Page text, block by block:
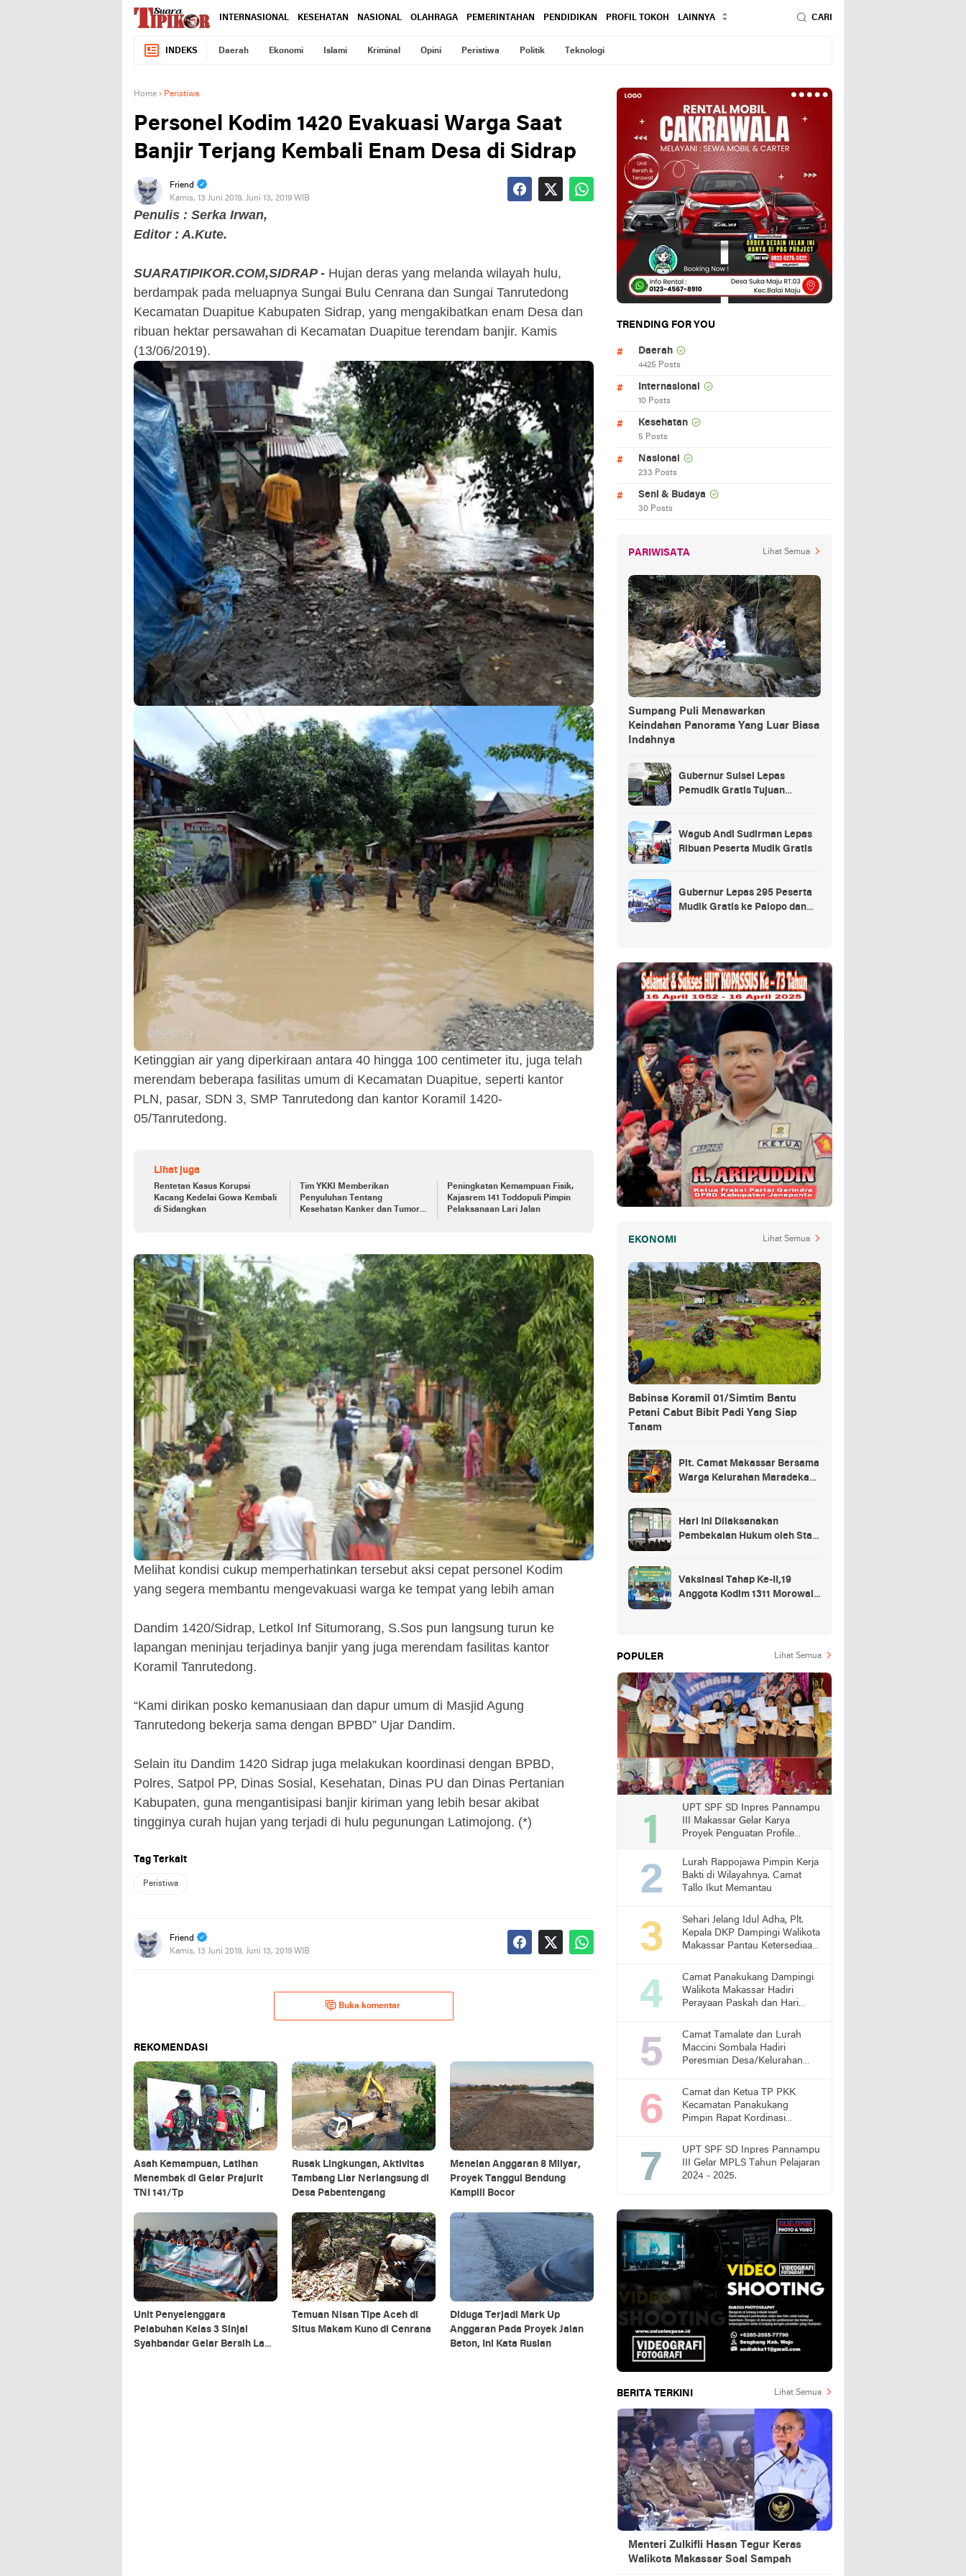
INTERNASIONAL KESEHATAN NASIONAL OLAHRAGA PEMERINTAHAN PENDIDIKAN PROFIL TOKOH LAINNYA CARI
INDEKS Daerah Ekonomi Islami Kriminal Opini Peristiwa Politik Teknologi
Home › Peristiwa
Personel Kodim 1420 Evakuasi Warga Saat
Banjir Terjang Kembali Enam Desa di Sidrap
Friend
Kamis, 13 Juni 2019, Juni 13, 2019 WIB
Penulis : Serka Irwan,
Editor : A.Kute.
SUARATIPIKOR.COM,SIDRAP - Hujan deras yang melanda wilayah hulu,
berdampak pada meluapnya Sungai Bulu Cenrana dan Sungai Tanrutedong
Kecamatan Duapitue Kabupaten Sidrap, yang mengakibatkan enam Desa dan
ribuan hektar persawahan di Kecamatan Duapitue terendam banjir. Kamis
(13/06/2019).
Ketinggian air yang diperkiraan antara 40 hingga 100 centimeter itu, juga telah
merendam beberapa fasilitas umum di Kecamatan Duapitue, seperti kantor
PLN, pasar, SDN 3, SMP Tanrutedong dan kantor Koramil 1420-
05/Tanrutedong.
Lihat juga
Rentetan Kasus Korupsi
Kacang Kedelai Gowa Kembali
di Sidangkan
Tim YKKI Memberikan
Penyuluhan Tentang
Kesehatan Kanker dan Tumor
Peningkatan Kemampuan Fisik,
Kajasrem 141 Toddopuli Pimpin
Pelaksanaan Lari Jalan
Melihat kondisi cukup memperhatinkan tersebut aksi cepat personel Kodim
yang segera membantu mengevakuasi warga ke tempat yang lebih aman
Dandim 1420/Sidrap, Letkol Inf Situmorang, S.Sos pun langsung turun ke
lapangan meninjau terjadinya banjir yang juga merendam fasilitas kantor
Koramil Tanrutedong.
“Kami dirikan posko kemanusiaan dan dapur umum di Masjid Agung
Tanrutedong bekerja sama dengan BPBD” Ujar Dandim.
Selain itu Dandim 1420 Sidrap juga melakukan koordinasi dengan BPBD,
Polres, Satpol PP, Dinas Sosial, Kesehatan, Dinas PU dan Dinas Pertanian
Kabupaten, guna mengantisipasi banjir kiriman yang lebih besar akibat
tingginya curah hujan yang terjadi di hulu pegunungan Latimojong. (*)
Tag Terkait
Peristiwa
Friend
Kamis, 13 Juni 2019, Juni 13, 2019 WIB
Buka komentar
REKOMENDASI
Asah Kemampuan, Latihan
Menembak di Gelar Prajurit
TNI 141/Tp
Rusak Lingkungan, Aktivitas
Tambang Liar Nerlangsung di
Desa Pabentengang
Menelan Anggaran 8 Milyar,
Proyek Tanggul Bendung
Kampili Bocor
Unit Penyelenggara
Pelabuhan Kelas 3 Sinjai
Syahbandar Gelar Bersih Laut
Temuan Nisan Tipe Aceh di
Situs Makam Kuno di Cenrana
Diduga Terjadi Mark Up
Anggaran Pada Proyek Jalan
Beton, Ini Kata Ruslan
TRENDING FOR YOU
Daerah
4425 Posts
Internasional
10 Posts
Kesehatan
5 Posts
Nasional
233 Posts
Seni & Budaya
30 Posts
PARIWISATA Lihat Semua
Sumpang Puli Menawarkan
Keindahan Panorama Yang Luar Biasa
Indahnya
Gubernur Sulsel Lepas
Pemudik Gratis Tujuan
Wagub Andi Sudirman Lepas
Ribuan Peserta Mudik Gratis
Gubernur Lepas 295 Peserta
Mudik Gratis ke Palopo dan
EKONOMI Lihat Semua
Babinsa Koramil 01/Simtim Bantu
Petani Cabut Bibit Padi Yang Siap
Tanam
Plt. Camat Makassar Bersama
Warga Kelurahan Maradekaya
Hari Ini Dilaksanakan
Pembekalan Hukum oleh Staf
Kostrad
Vaksinasi Tahap Ke-II,19
Anggota Kodim 1311 Morowali
POPULER Lihat Semua
UPT SPF SD Inpres Pannampu
III Makassar Gelar Karya
Proyek Penguatan Profile
Lurah Rappojawa Pimpin Kerja
Bakti di Wilayahnya. Camat
Tallo Ikut Memantau
Sehari Jelang Idul Adha, Plt.
Kepala DKP Dampingi Walikota
Makassar Pantau Ketersediaan
Camat Panakukang Dampingi
Walikota Makassar Hadiri
Perayaan Paskah dan Hari
Camat Tamalate dan Lurah
Maccini Sombala Hadiri
Peresmian Desa/Kelurahan
Camat dan Ketua TP PKK
Kecamatan Panakukang
Pimpin Rapat Kordinasi
Stunting
UPT SPF SD Inpres Pannampu
III Gelar MPLS Tahun Pelajaran
2024 - 2025.
BERITA TERKINI Lihat Semua
Menteri Zulkifli Hasan Tegur Keras
Walikota Makassar Soal Sampah